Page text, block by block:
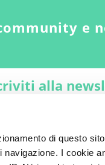
di questo
navigazione. I cookie
e
alla